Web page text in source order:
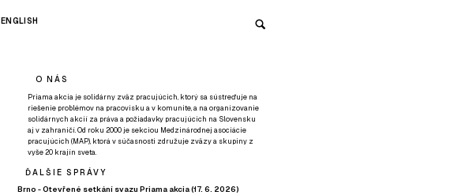
ENGLISH
O NÁS
Priama akcia je solidárny zväz pracujúcich, ktorý sa sústreďuje na
riešenie problémov na pracovisku a v komunite, a na organizovanie
solidárnych akcií za práva a požiadavky pracujúcich na Slovensku
aj v zahraničí. Od roku 2000 je sekciou Medzinárodnej asociácie
pracujúcich (MAP), ktorá v súčasnosti združuje zväzy a skupiny z
vyše 20 krajín sveta.
ĎALŠIE SPRÁVY
Brno - Otevřené setkání svazu Priama akcia (17. 6. 2026)